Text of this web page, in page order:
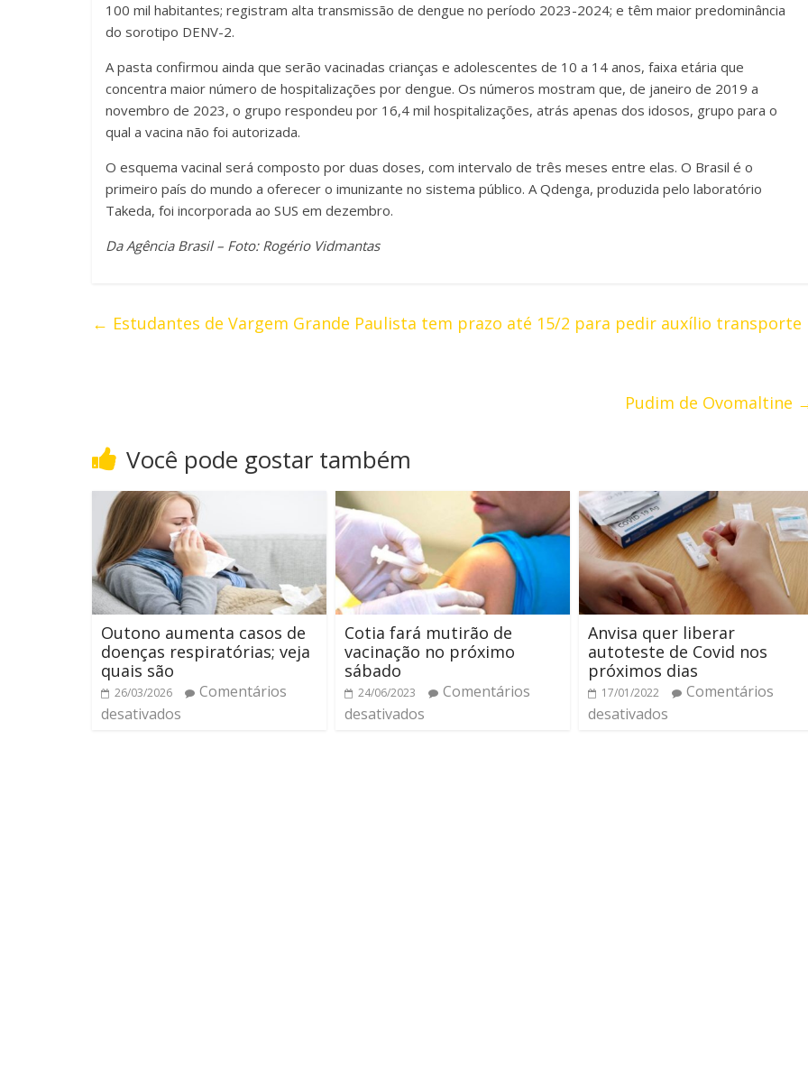
100 mil habitantes; registram alta transmissão de dengue no período 2023-2024; e têm maior predominância
do sorotipo DENV-2.
A pasta confirmou ainda que serão vacinadas crianças e adolescentes de 10 a 14 anos, faixa etária que
concentra maior número de hospitalizações por dengue. Os números mostram que, de janeiro de 2019 a
novembro de 2023, o grupo respondeu por 16,4 mil hospitalizações, atrás apenas dos idosos, grupo para o
qual a vacina não foi autorizada.
O esquema vacinal será composto por duas doses, com intervalo de três meses entre elas. O Brasil é o
primeiro país do mundo a oferecer o imunizante no sistema público. A Qdenga, produzida pelo laboratório
Takeda, foi incorporada ao SUS em dezembro.
Da Agência Brasil – Foto: Rogério Vidmantas
← Estudantes de Vargem Grande Paulista tem prazo até 15/2 para pedir auxílio transporte
Pudim de Ovomaltine
Você pode gostar também
Outono aumenta casos de
doenças respiratórias; veja
quais são
26/03/2026
Comentários
desativados
Cotia fará mutirão de
vacinação no próximo
sábado
24/06/2023
Comentários
desativados
Anvisa quer liberar
autoteste de Covid nos
próximos dias
17/01/2022
Comentários
desativados